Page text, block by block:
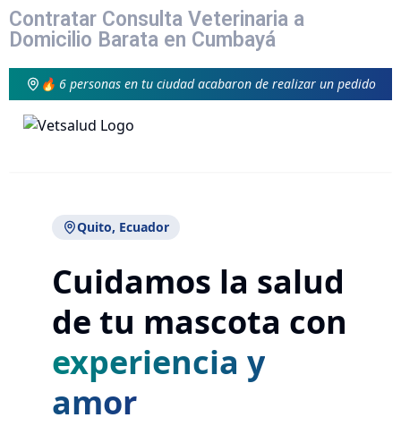
Contratar Consulta Veterinaria a
Domicilio Barata en Cumbayá